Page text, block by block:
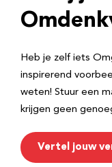
e
Heb je zelf iets
inspirerend
weten! Stuur een
krijgen geen
Vertel jouw